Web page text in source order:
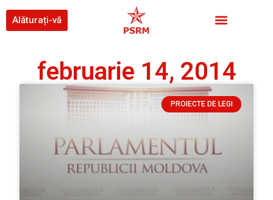
Alăturați-vă
februarie 14, 2014
PROIECTE DE LEGI